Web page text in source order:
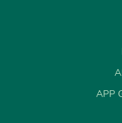
APP